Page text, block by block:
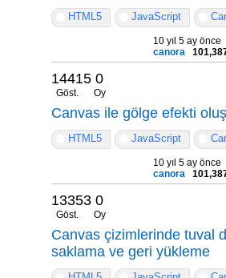
HTML5 JavaScript
10 yıl 5 ay önce
canora
14415
Göst.
0
Oy
Canvas ile gölge efekti
HTML5 JavaScript
10 yıl 5 ay önce
canora
13353
Göst.
0
Oy
Canvas çizimlerinde tuval
saklama ve geri yükleme